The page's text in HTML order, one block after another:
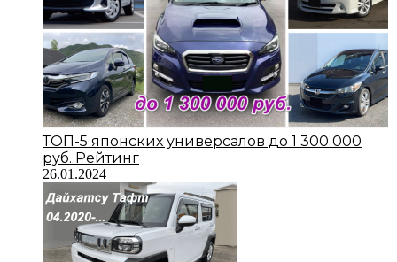
ТОП-5 японских универсалов до 1 300 000
руб. Рейтинг
26.01.2024